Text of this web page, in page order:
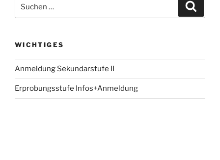
nach:
WICHTIGES
Anmeldung Sekundarstufe II
Erprobungsstufe Infos+Anmeldung